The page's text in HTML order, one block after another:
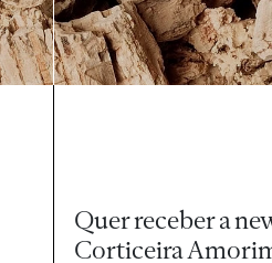
Quer receber a
Corticeira